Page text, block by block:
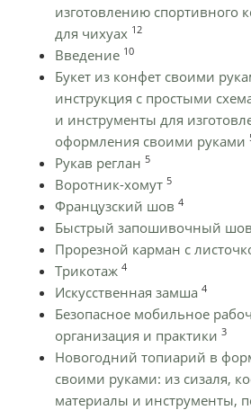
изготовлению спортивного
для чихуах 12
Введение 10
Букет из конфет своими
инструкция с простыми
и инструменты для
оформления своими руками
Рукав реглан 5
Воротник-хомут 5
Французский шов 4
Быстрый запошивочный шов
Прорезной карман с
Трикотаж 4
Искусственная замша 4
Безопасное мобильное
организация и практики 3
Новогодний топиарий в
своими руками: из сизаля,
материалы и инструменты,